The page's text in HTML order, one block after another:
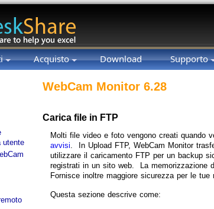
Acquisto Download Supporto
utente
WebCam Monitor 6.28
Carica file in FTP
Molti file video e foto vengono creati quando
avvisi. In Upload FTP, WebCam Monitor
utilizzare il caricamento FTP per un backup
registrati in un sito web. La memorizzazione
Fornisce inoltre maggiore sicurezza per le tue
Questa sezione descrive come: